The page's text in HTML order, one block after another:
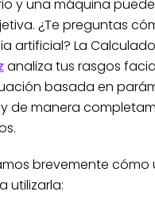
y una máquina
¿Te preguntas
artificial? La
analiza tus rasgos
basada en
de manera
brevemente cómo
utilizarla: